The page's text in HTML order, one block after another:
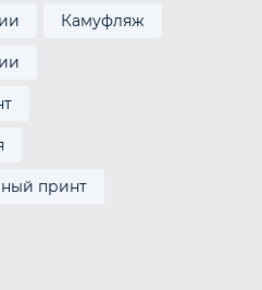
Камуфляж
принт